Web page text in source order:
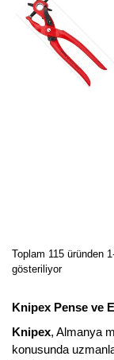
Toplam 115 üründen
gösteriliyor
Knipex Pense ve
Knipex, Almanya
konusunda